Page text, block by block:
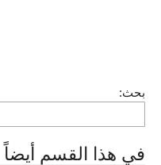
بحث:
في هذا القسم أيضاً